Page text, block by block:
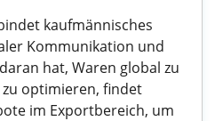
kaufmännisches
Kommunikation und
hat, Waren global zu
zu optimieren, findet
im Exportbereich, um